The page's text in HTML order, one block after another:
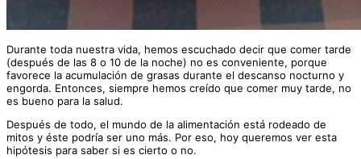
Durante toda nuestra vida, hemos escuchado decir que comer tarde
(después de las 8 o 10 de la noche) no es conveniente, porque
favorece la acumulación de grasas durante el descanso nocturno y
engorda. Entonces, siempre hemos creído que comer muy tarde, no
es bueno para la salud.
Después de todo, el mundo de la alimentación está rodeado de
mitos y éste podría ser uno más. Por eso, hoy queremos ver esta
hipótesis para saber si es cierto o no.